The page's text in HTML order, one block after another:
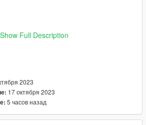
Infinity Ward
permission.
Show Full Description
2023
17 октября 2023
5 часов назад